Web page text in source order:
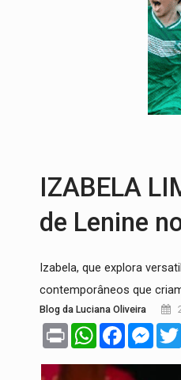
SAÚDE:
VÍDEO:
AÇÃO
IZABELA
de Lenine
Izabela, que explora
contemporâneos que
Blog da Luciana Oliveira
Print WhatsAppFacebook